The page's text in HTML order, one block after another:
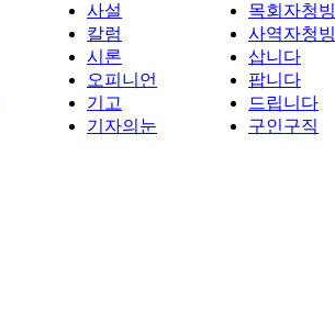
사설
칼럼
시론
오피니언
기고
기자의눈
목회자청빙
사역자청빙
삽니다
팝니다
드립니다
구인구직